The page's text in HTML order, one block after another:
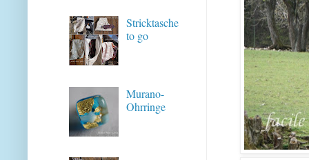
Stricktasche
to go
Murano-
Ohrringe